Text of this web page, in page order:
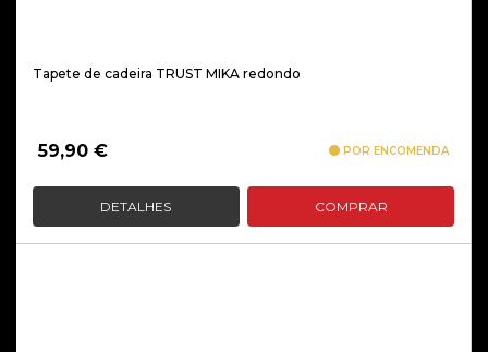
Tapete de cadeira TRUST MIKA redondo
59,90 € POR ENCOMENDA
DETALHES COMPRAR